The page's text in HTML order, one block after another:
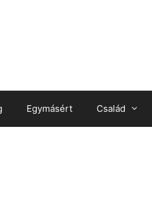
Egymásért Család